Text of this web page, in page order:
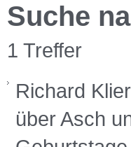
Suche
1 Treffer
Richard
über Asch